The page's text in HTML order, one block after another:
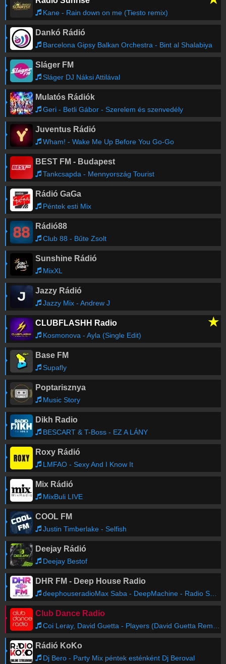
Kane - Rain down on me (Tiesto remix)
Dankó Rádió
Barcelona Gipsy Balkan Orchestra - Bint al Shalabiya
Sláger FM
Sláger DJ Náksi Attilával
Mulatós Rádiók
Geri - Betli Gábor - Szerelem és szenvedély
Juventus Rádió
Wham! - Wake Me Up Before You Go-Go
BEST FM - Budapest
Tankcsapda - Mennyország Tourist
Rádió GaGa
Péntek esti Mix
Rádió88
Club 88 - Bűte Zsolt
Sunshine Rádió
MixXL
Jazzy Rádió
Jazzy Mix - Andrew J
CLUBFLASHH Radio ★
Kosmonova - Ayla (Single Edit)
Base FM
Supafly
Poptarisznya
Music Story
Dikh Radio
BESCART & T-Boss - EZ A LÁNY
Roxy Rádió
LMFAO - Sexy And I Know It
Mix Rádió
MixBuli LIVE
COOL FM
Justin Timberlake - Selfish
Deejay Rádió
Deejay Bestof
DHR FM - Deep House Radio
deephouseradioMax Saba - DeepMachine - Radio Show #244
Club Dance Radio
Coi Leray, David Guetta - Players (David Guetta Remix)
Rádió KoKo
Dj Bero - Party Mix péntek esténként Dj Beroval